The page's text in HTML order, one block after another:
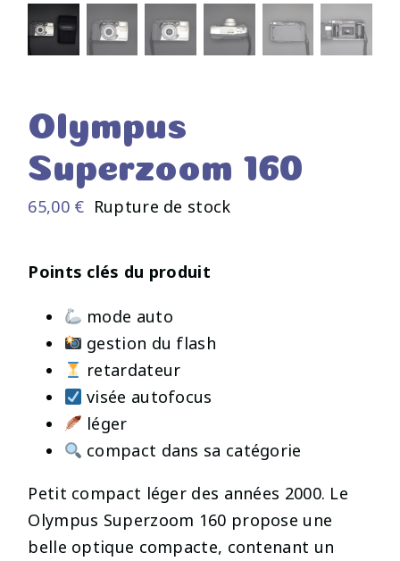
Olympus
Superzoom 160
65,00 € Rupture de stock
Points clés du produit
mode auto
gestion du flash
retardateur
visée autofocus
léger
compact dans sa catégorie
Petit compact léger des années 2000. Le
Olympus Superzoom 160 propose une
belle optique compacte, contenant un